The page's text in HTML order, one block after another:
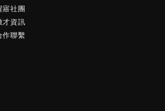
寤社團
才資訊
作聯繫